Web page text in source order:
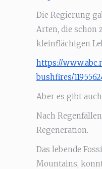
Die Regierung
Arten, die schon
kleinflächigen
https://
bushfires/
Aber es gibt
Nach
Regeneration.
Das lebende
Mountains,